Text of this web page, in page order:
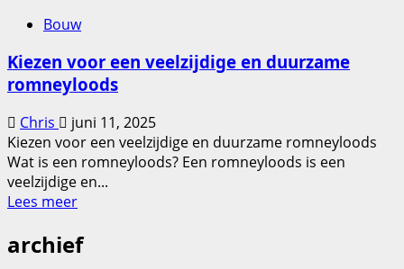
ultieme
voor
jouw
werktent
Bouw
Kiezen voor een veelzijdige en duurzame
romneyloods
Chris
juni 11, 2025
Kiezen voor een veelzijdige en duurzame romneyloods
Wat is een romneyloods? Een romneyloods is een
veelzijdige en...
Lees meerLees
over
archief